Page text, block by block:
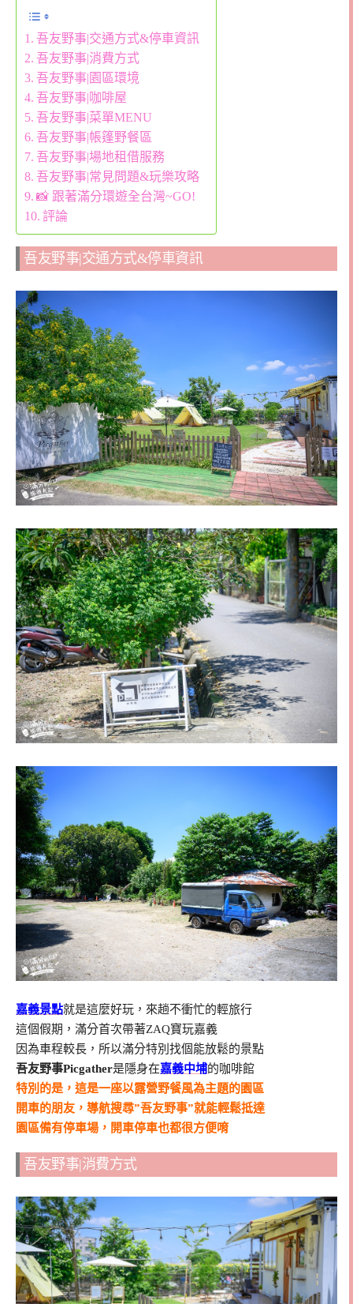
吾友野事|交通方式&停車資訊
吾友野事|消費方式
吾友野事|園區環境
吾友野事|咖啡屋
吾友野事|菜單MENU
吾友野事|帳篷野餐區
吾友野事|場地租借服務
吾友野事|常見問題&玩樂攻略
📸 跟著滿分環遊全台灣~GO!
評論
吾友野事|交通方式&停車資訊
嘉義景點就是這麼好玩，來趟不衝忙的輕旅行
這個假期，滿分首次帶著ZAQ寶玩嘉義
因為車程較長，所以滿分特別找個能放鬆的景點
吾友野事Picgather是隱身在嘉義中埔的咖啡館
特別的是，這是一座以露營野餐風為主題的園區
開車的朋友，導航搜尋”吾友野事”就能輕鬆抵達
園區備有停車場，開車停車也都很方便唷
吾友野事|消費方式